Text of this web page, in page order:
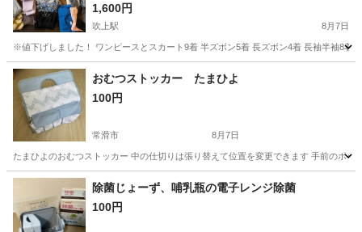
1,600円
吹上駅 8月7日
※値下げしました！ ワンピースとスカート9着 半ズボン5着 長ズボン4着 長袖半袖8着
愛知 名古屋市 キッズ用品 花柄
おむつストッカー たまひよ
100円
常滑市 8月7日
たまひよのおむつストッカー 中の仕切りは張り替えて位置を変更できます 手前のポ
愛知 常滑市 その他
除菌じょーず、哺乳瓶の電子レンジ除菌
100円